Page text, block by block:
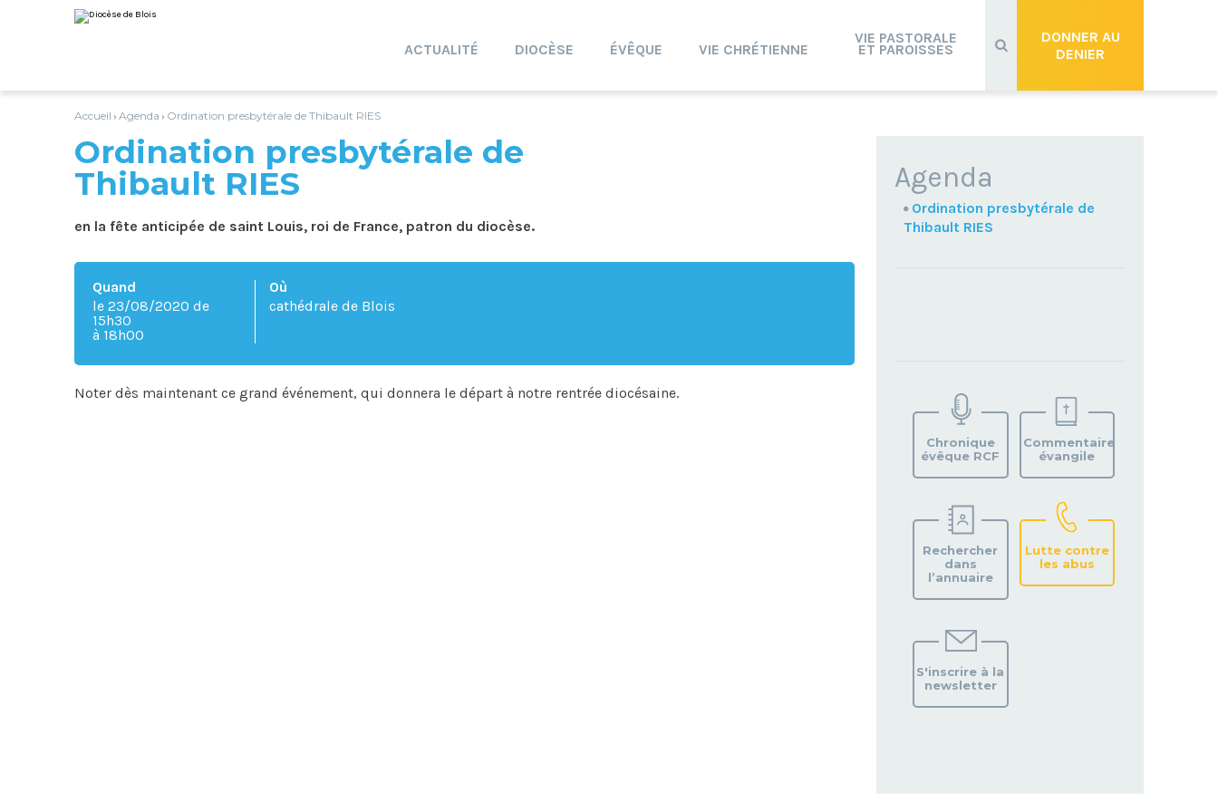
au
contenu.
personnels
DONNER AU
DENIER
ACTUALITÉ DIOCÈSE ÉVÊQUE VIE CHRÉTIENNE
VIE PASTORALE
ET PAROISSES
Accueil › Agenda › Ordination presbytérale de Thibault RIES
Ordination presbytérale de
Thibault RIES
en la fête anticipée de saint Louis, roi de France, patron du diocèse.
Quand
le 23/08/2020 de
15h30
à 18h00
Où
cathédrale de Blois
Noter dès maintenant ce grand événement, qui donnera le départ à notre rentrée diocésaine.
NAVIGATION
Agenda
Ordination presbytérale de
Thibault RIES
VOTRE
PAROISSE
Chronique
évêque RCF
Commentaire
évangile
Rechercher
dans
l’annuaire
Lutte contre
les abus
S'inscrire à la
newsletter